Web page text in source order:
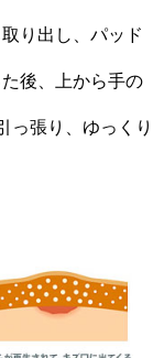
り出し、パッド
後、上から手の
っ張り、ゆっくり